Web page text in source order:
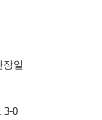
일
3-0